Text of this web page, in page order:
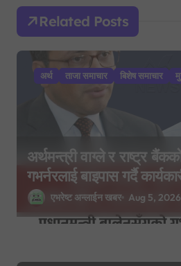
a
t
i
Related Posts
अर्थ ताजा समाचार बिशेष समाचार
अर्थमन्त्री वाग्ले र राष्ट्र
गभर्नरलाई बाइपास गर्दै
मन्त्रालय बोलाइयो
एभरेष्ट अन्लाईन खबर Aug 5, 2026